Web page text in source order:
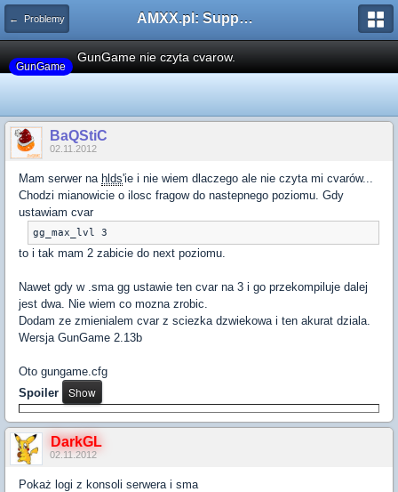
← Problemy AMXX.pl: Support AMX Mod X i SourceMod
GunGame
GunGame nie czyta cvarow.
BaQStiC
02.11.2012
Mam serwer na hlds'ie i nie wiem dlaczego ale nie czyta mi cvarów...
Chodzi mianowicie o ilosc fragow do nastepnego poziomu. Gdy
ustawiam cvar
to i tak mam 2 zabicie do next poziomu.
Nawet gdy w .sma gg ustawie ten cvar na 3 i go przekompiluje dalej
jest dwa. Nie wiem co mozna zrobic.
Dodam ze zmienialem cvar z sciezka dzwiekowa i ten akurat dziala.
Wersja GunGame 2.13b
Oto gungame.cfg
Spoiler
DarkGL
02.11.2012
Pokaż logi z konsoli serwera i sma